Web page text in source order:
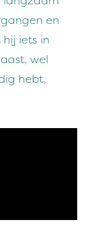
en
iets in
wel
hebt,